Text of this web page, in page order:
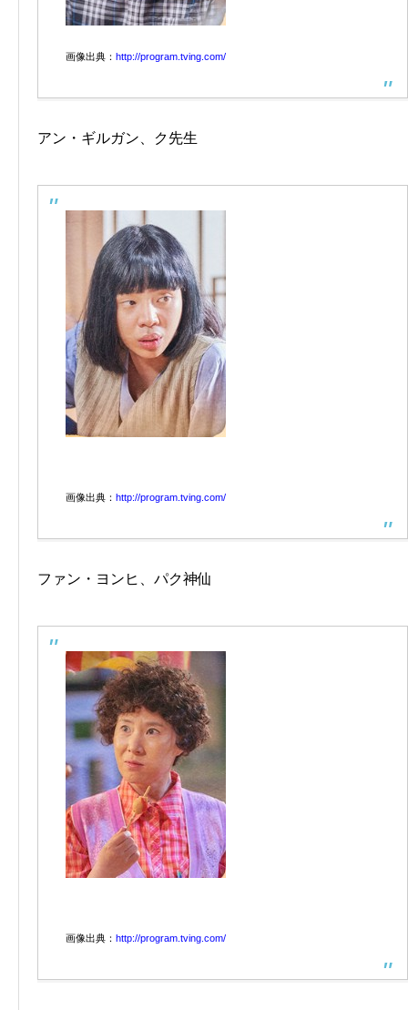
画像出典： http://program.tving.com/
アン・ギルガン、ク先生
画像出典： http://program.tving.com/
ファン・ヨンヒ、パク神仙
画像出典： http://program.tving.com/